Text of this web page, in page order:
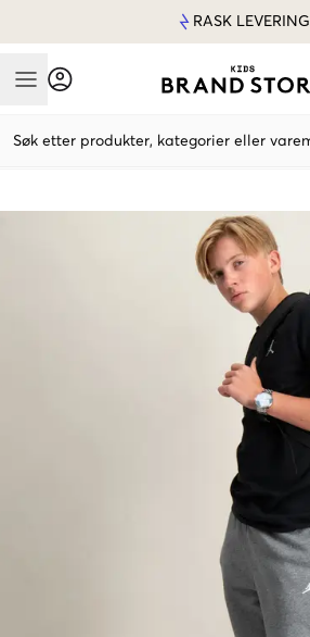
RASK LEVERING
Mobile Menu
Søk etter produkter, kategorier eller